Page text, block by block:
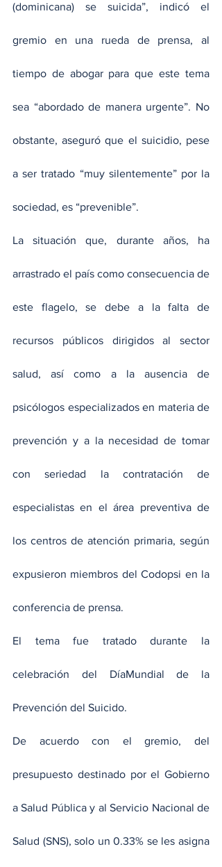
(dominicana) se suicida”, indicó el
gremio en una rueda de prensa, al
tiempo de abogar para que este tema
sea “abordado de manera urgente”. No
obstante, aseguró que el suicidio, pese
a ser tratado “muy silentemente” por la
sociedad, es “prevenible”.
La situación que, durante años, ha
arrastrado el país como consecuencia de
este flagelo, se debe a la falta de
recursos públicos dirigidos al sector
salud, así como a la ausencia de
psicólogos especializados en materia de
prevención y a la necesidad de tomar
con seriedad la contratación de
especialistas en el área preventiva de
los centros de atención primaria, según
expusieron miembros del Codopsi en la
conferencia de prensa.
El tema fue tratado durante la
celebración del DíaMundial de la
Prevención del Suicido.
De acuerdo con el gremio, del
presupuesto destinado por el Gobierno
a Salud Pública y al Servicio Nacional de
Salud (SNS), solo un 0.33% se les asigna